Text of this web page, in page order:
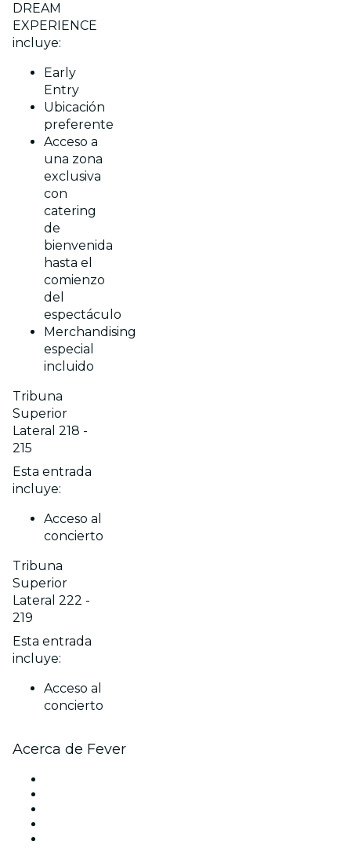
DREAM
EXPERIENCE
incluye:
Early
Entry
Ubicación
preferente
Acceso a
una zona
exclusiva
con
catering
de
bienvenida
hasta el
comienzo
del
espectáculo
Merchandising
especial
incluido
Tribuna
Superior
Lateral 218 -
215
Esta entrada
incluye:
Acceso al
concierto
Tribuna
Superior
Lateral 222 -
219
Esta entrada
incluye:
Acceso al
concierto
Acerca de Fever